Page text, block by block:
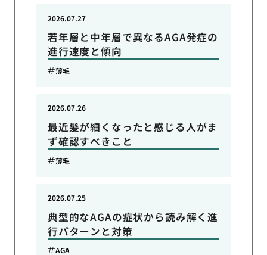
若年層と中年層で異なるAGA発症の
進行速度と傾向
2026.07.27
薄毛
最近髪が細くなったと感じる人がま
ず確認すべきこと
2026.07.26
薄毛
典型的なAGAの症状から読み解く進
行パターンと対策
2026.07.25
AGA